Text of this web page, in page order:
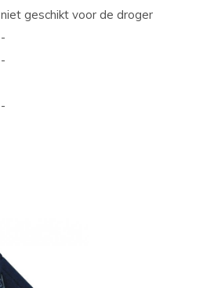
niet geschikt voor de droger
-
-
-